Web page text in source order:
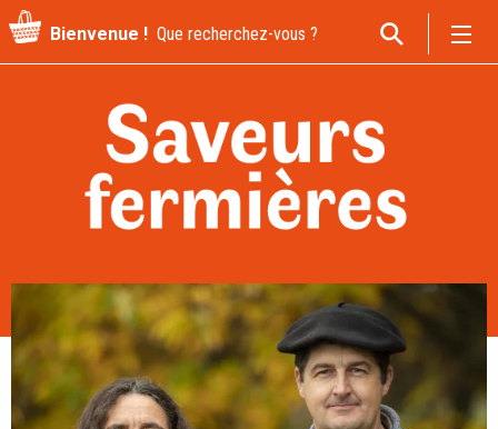
Recherche
pour
Bienvenue !